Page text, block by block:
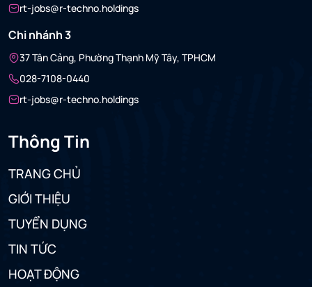
Thông Tin
TRANG CHỦ
GIỚI THIỆU
TUYỂN DỤNG
TIN TỨC
HOẠT ĐỘNG
rt-jobs@r-techno.holdings
Chi nhánh 3
37 Tân Cảng, Phường Thạnh Mỹ Tây, TPHCM
028-7108-0440
rt-jobs@r-techno.holdings